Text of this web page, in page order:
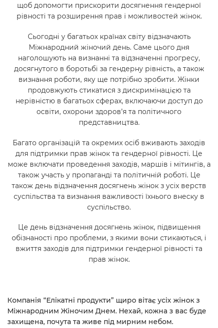
щоб допомогти прискорити досягнення гендерної
рівності та розширення прав і можливостей жінок.
Сьогодні у багатьох країнах світу відзначають
Міжнародний жіночий день. Саме цього дня
наголошують на визнанні та відзначенні прогресу,
досягнутого в боротьбі за гендерну рівність, а також
визнання роботи, яку ще потрібно зробити. Жінки
продовжують стикатися з дискримінацією та
нерівністю в багатьох сферах, включаючи доступ до
освіти, охорони здоров’я та політичного
представництва.
Багато організацій та окремих осіб вживають заходів
для підтримки прав жінок та гендерної рівності. Це
може включати проведення заходів, маршів і мітингів, а
також участь у пропаганді та політичній роботі. Це
також день відзначення досягнень жінок з усіх верств
суспільства та визнання важливості їхнього внеску в
суспільство.
Це день відзначення досягнень жінок, підвищення
обізнаності про проблеми, з якими вони стикаються, і
вжиття заходів для підтримки гендерної рівності та
прав жінок.
Компанія “Елікатні продукти” щиро вітає усіх жінок з
Міжнародним Жіночим Днем. Нехай, кожна з вас буде
захищена, почута та живе під мирним небом.